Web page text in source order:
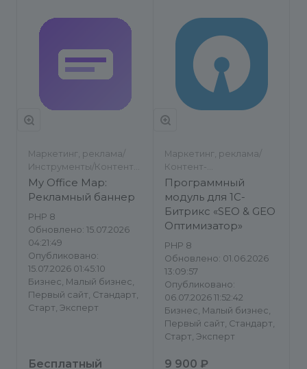
Маркетинг, реклама/
Инструменты/Контент-
менеджеру/Баннеры
My Office Map:
Рекламный баннер
PHP 8
Обновлено: 15.07.2026
04:21:49
Опубликовано:
15.07.2026 01:45:10
Бизнес, Малый бизнес,
Первый сайт, Стандарт,
Старт, Эксперт
Бесплатный
Маркетинг, реклама/
Контент-
менеджеру/SEO
Программный
модуль для 1С-
Битрикс «SEO & GEO
Оптимизатор»
PHP 8
Обновлено: 01.06.2026
13:09:57
Опубликовано:
06.07.2026 11:52:42
Бизнес, Малый бизнес,
Первый сайт, Стандарт,
Старт, Эксперт
9 900 ₽